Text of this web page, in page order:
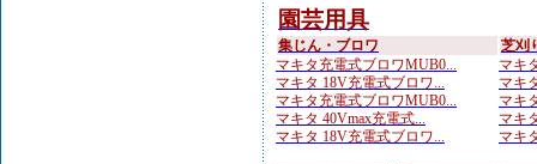
園芸用具
集じん・ブロワ
マキタ充電式ブロワMUB0...
マキタ 18V充電式ブロワ...
マキタ充電式ブロワMUB0...
マキタ 40Vmax充電式...
マキタ 18V充電式ブロワ...
芝刈
マキ
マキ
マキ
マキ
マキ